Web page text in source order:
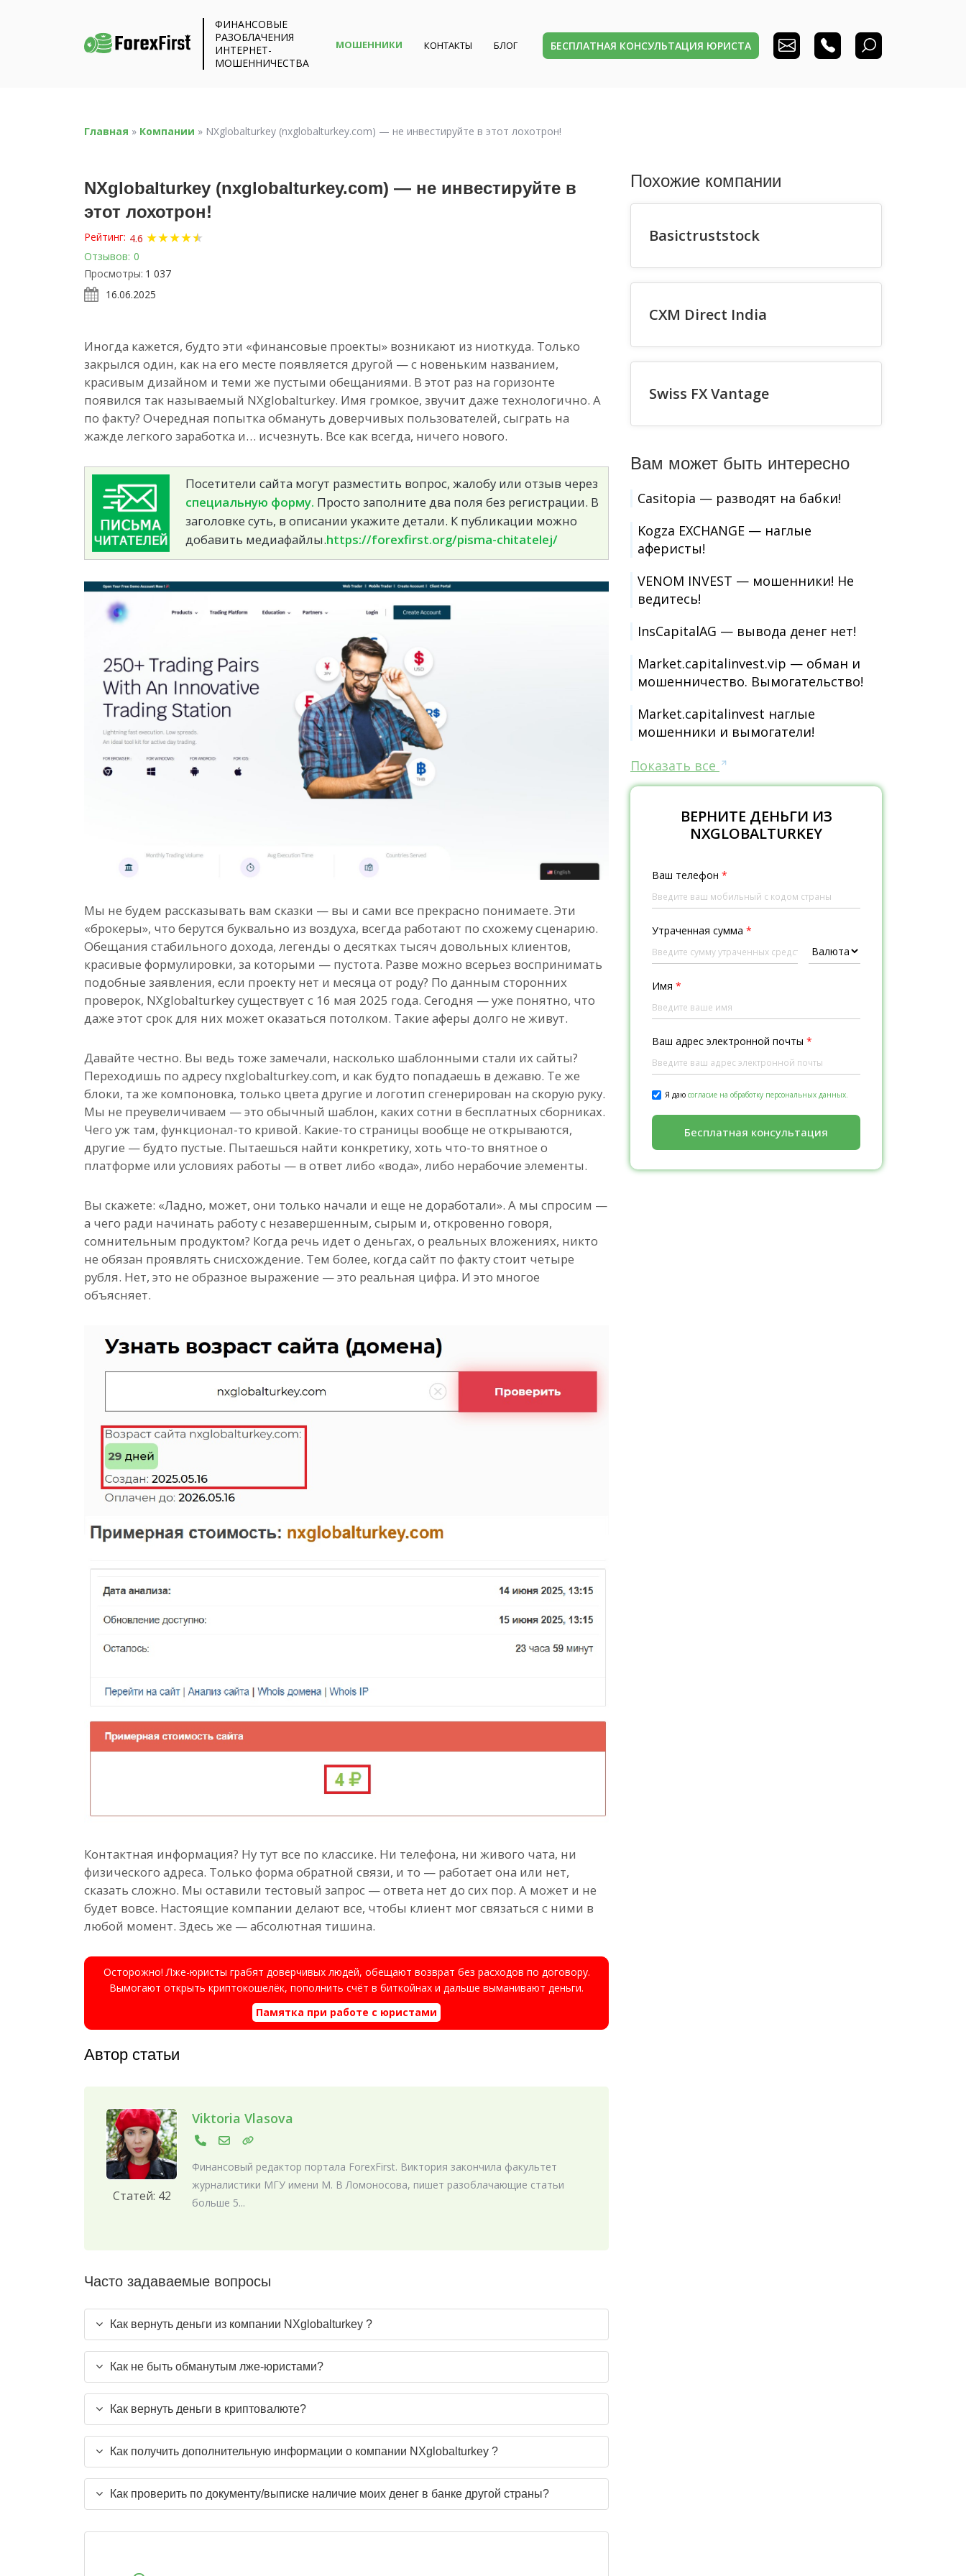
ФИНАНСОВЫЕ
РАЗОБЛАЧЕНИЯ
ИНТЕРНЕТ-
МОШЕННИЧЕСТВА
МОШЕННИКИ КОНТАКТЫ БЛОГ БЕСПЛАТНАЯ КОНСУЛЬТАЦИЯ ЮРИСТА
Главная » Компании » NXglobalturkey (nxglobalturkey.com) — не инвестируйте в этот лохотрон!
NXglobalturkey (nxglobalturkey.com) — не инвестируйте в
этот лохотрон!
Рейтинг: 4.6 ★★★★★
★
Отзывов: 0
Просмотры: 1 037
16.06.2025
Иногда кажется, будто эти «финансовые проекты» возникают из ниоткуда. Только
закрылся один, как на его месте появляется другой — с новеньким названием,
красивым дизайном и теми же пустыми обещаниями. В этот раз на горизонте
появился так называемый NXglobalturkey. Имя громкое, звучит даже технологично. А
по факту? Очередная попытка обмануть доверчивых пользователей, сыграть на
жажде легкого заработка и… исчезнуть. Все как всегда, ничего нового.
Посетители сайта могут разместить вопрос, жалобу или отзыв через
специальную форму. Просто заполните два поля без регистрации. В
заголовке суть, в описании укажите детали. К публикации можно
добавить медиафайлы.https://forexfirst.org/pisma-chitatelej/
Мы не будем рассказывать вам сказки — вы и сами все прекрасно понимаете. Эти
«брокеры», что берутся буквально из воздуха, всегда работают по схожему сценарию.
Обещания стабильного дохода, легенды о десятках тысяч довольных клиентов,
красивые формулировки, за которыми — пустота. Разве можно всерьез воспринимать
подобные заявления, если проекту нет и месяца от роду? По данным сторонних
проверок, NXglobalturkey существует с 16 мая 2025 года. Сегодня — уже понятно, что
даже этот срок для них может оказаться потолком. Такие аферы долго не живут.
Давайте честно. Вы ведь тоже замечали, насколько шаблонными стали их сайты?
Переходишь по адресу nxglobalturkey.com, и как будто попадаешь в дежавю. Те же
блоки, та же компоновка, только цвета другие и логотип сгенерирован на скорую руку.
Мы не преувеличиваем — это обычный шаблон, каких сотни в бесплатных сборниках.
Чего уж там, функционал-то кривой. Какие-то страницы вообще не открываются,
другие — будто пустые. Пытаешься найти конкретику, хоть что-то внятное о
платформе или условиях работы — в ответ либо «вода», либо нерабочие элементы.
Вы скажете: «Ладно, может, они только начали и еще не доработали». А мы спросим —
а чего ради начинать работу с незавершенным, сырым и, откровенно говоря,
сомнительным продуктом? Когда речь идет о деньгах, о реальных вложениях, никто
не обязан проявлять снисхождение. Тем более, когда сайт по факту стоит четыре
рубля. Нет, это не образное выражение — это реальная цифра. И это многое
объясняет.
Контактная информация? Ну тут все по классике. Ни телефона, ни живого чата, ни
физического адреса. Только форма обратной связи, и то — работает она или нет,
сказать сложно. Мы оставили тестовый запрос — ответа нет до сих пор. А может и не
будет вовсе. Настоящие компании делают все, чтобы клиент мог связаться с ними в
любой момент. Здесь же — абсолютная тишина.
Осторожно! Лже-юристы грабят доверчивых людей, обещают возврат без расходов по договору.
Вымогают открыть криптокошелёк, пополнить счёт в биткойнах и дальше выманивают деньги.
Памятка при работе с юристами
Автор статьи
Статей: 42
Viktoria Vlasova
Финансовый редактор портала ForexFirst. Виктория закончила факультет
журналистики МГУ имени М. В Ломоносова, пишет разоблачающие статьи
больше 5...
Часто задаваемые вопросы
Как вернуть деньги из компании NXglobalturkey ?
Как не быть обманутым лже-юристами?
Как вернуть деньги в криптовалюте?
Как получить дополнительную информации о компании NXglobalturkey ?
Как проверить по документу/выписке наличие моих денег в банке другой страны?
Похожие компании
Basictruststock
CXM Direct India
Swiss FX Vantage
Вам может быть интересно
Casitopia — разводят на бабки!
Kogza EXCHANGE — наглые
аферисты!
VENOM INVEST — мошенники! Не
ведитесь!
InsCapitalAG — вывода денег нет!
Market.capitalinvest.vip — обман и
мошенничество. Вымогательство!
Market.capitalinvest наглые
мошенники и вымогатели!
Показать все
ВЕРНИТЕ ДЕНЬГИ ИЗ
NXGLOBALTURKEY
Ваш телефон *
Утраченная сумма *
Имя *
Ваш адрес электронной почты *
Я даю согласие на обработку персональных данных.
Бесплатная консультация